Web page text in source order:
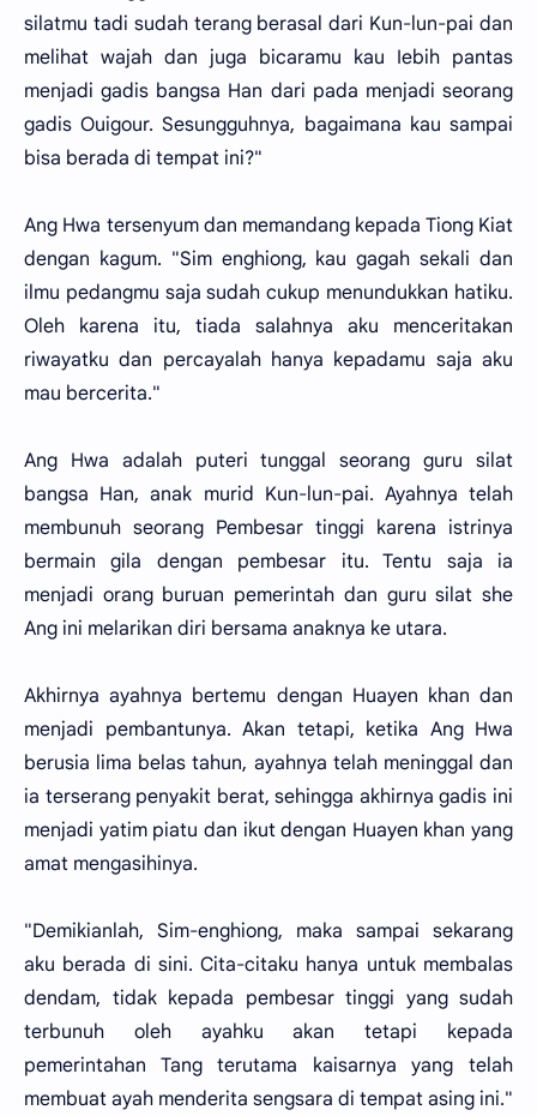
silatmu tadi sudah terang berasal dari Kun-lun-pai dan
melihat wajah dan juga bicaramu kau Iebih pantas
menjadi gadis bangsa Han dari pada menjadi seorang
gadis Ouigour. Sesungguhnya, bagaimana kau sampai
bisa berada di tempat ini?"
Ang Hwa tersenyum dan memandang kepada Tiong Kiat
dengan kagum. "Sim enghiong, kau gagah sekali dan
ilmu pedangmu saja sudah cukup menundukkan hatiku.
Oleh karena itu, tiada salahnya aku menceritakan
riwayatku dan percayalah hanya kepadamu saja aku
mau bercerita."
Ang Hwa adalah puteri tunggal seorang guru silat
bangsa Han, anak murid Kun-lun-pai. Ayahnya telah
membunuh seorang Pembesar tinggi karena istrinya
bermain gila dengan pembesar itu. Tentu saja ia
menjadi orang buruan pemerintah dan guru silat she
Ang ini melarikan diri bersama anaknya ke utara.
Akhirnya ayahnya bertemu dengan Huayen khan dan
menjadi pembantunya. Akan tetapi, ketika Ang Hwa
berusia lima belas tahun, ayahnya telah meninggal dan
ia terserang penyakit berat, sehingga akhirnya gadis ini
menjadi yatim piatu dan ikut dengan Huayen khan yang
amat mengasihinya.
"Demikianlah, Sim-enghiong, maka sampai sekarang
aku berada di sini. Cita-citaku hanya untuk membalas
dendam, tidak kepada pembesar tinggi yang sudah
terbunuh oleh ayahku akan tetapi kepada
pemerintahan Tang terutama kaisarnya yang telah
membuat ayah menderita sengsara di tempat asing ini."